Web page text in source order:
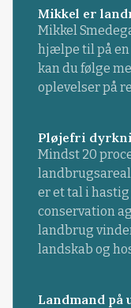
Mikkel er
Mikkel
hjælpe til på en
kan du følge
oplevelser på
Pløjefri
Mindst 20
landbrugsareal
er et tal i
conservation
landbrug
landskab og
Landmand på